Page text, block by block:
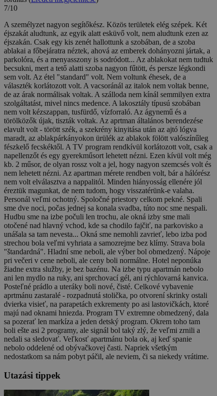
7/10
A személyzet nagyon segítőkész. Közös területek elég szépek. Két
éjszakát aludtunk, az egyik alatt esküvő volt, nem aludtunk ezen az
éjszakán. Csak egy kis zenét hallottunk a szobában, de a szoba
ablakai a főbejáratra néztek, ahová az emberek dohányozni jártak, a
parkolóra, és a menyasszony is sodródott... Az ablakokat nem tudtuk
becsukni, mert a tető alatti szoba nagyon fűtött, és persze légkondi
sem volt. Az étel "standard" volt. Nem voltunk éhesek, de a
választék korlátozott volt. A vacsoránál az italok nem voltak benne,
de az árak normálisak voltak. A szálloda nem kínál semmilyen extra
szolgáltatást, mivel nincs medence. A lakosztály típusú szobában
nem volt kézszappan, tusfürdő, vízforraló. Az ágynemű és a
törölközők újak, tiszták voltak. Az aprtman általános berendezése
elavult volt - törött szék, a szekrény kinyitása után az ajtó lógva
maradt, az ablakpárkányokon ürülék az ablakok fölött valószínűleg
fészkelő fecskéktől. A TV program rendkívül korlátozott volt, csak a
napellenzőt és egy gyerekműsort lehetett nézni. Ezen kívül volt még
kb. 2 műsor, de olyan rossz volt a jel, hogy nagyon szemcsés volt és
nem lehetett nézni. Az apartman mérete rendben volt, bár a hálórész
nem volt elválasztva a nappalitól. Minden hiányosság ellenére jól
éreztük magunkat, de nem tudom, hogy visszatérünk-e valaha.
Personál veľmi ochotný. Spoločné priestory celkom pekné. Spali
sme dve noci, počas jednej sa konala svadba, túto noc sme nespali.
Hudbu sme na izbe počuli len trochu, ale okná izby sme mali
otočené nad hlavný vchod, kde sa chodilo fajčiť, na parkovisko a
unášala sa tam nevesta... Okná sme nemohli zavrieť, lebo izba pod
strechou bola veľmi vyhriata a samozrejme bez klímy. Strava bola
"štandardná". Hladní sme neboli, ale výber bol obmedzený. Nápoje
pri večeri v cene neboli, ale ceny boli normálne. Hotel neponúka
žiadne extra služby, je bez bazénu. Na izbe typu apartmán nebolo
ani len mydlo na ruky, ani sprchovací gél, ani rýchlovarná kanvica.
Posteľné prádlo a uteráky boli nové, čisté. Celkové vybavenie
aprtmánu zastaralé - rozpadnutá stolička, po otvorení skrinky ostali
dvierka visieť, na parapetách exkrementy po asi lastovičkách, ktoré
majú nad oknami hniezda. Program TV extremne obmedzený, dala
sa pozerať len markíza a jeden detský program. Okrem toho tam
boli ešte asi 2 programy, ale signál bol taký zlý, že veľmi zrnili a
nedali sa sledovať. Veľkosť apartmánu bola ok, aj keď spanie
nebolo oddelené od obývačkovej časti. Napriek všetkým
nedostatkom sa nám pobyt páčil, ale neviem, či sa niekedy vrátime.
Utazási tippek